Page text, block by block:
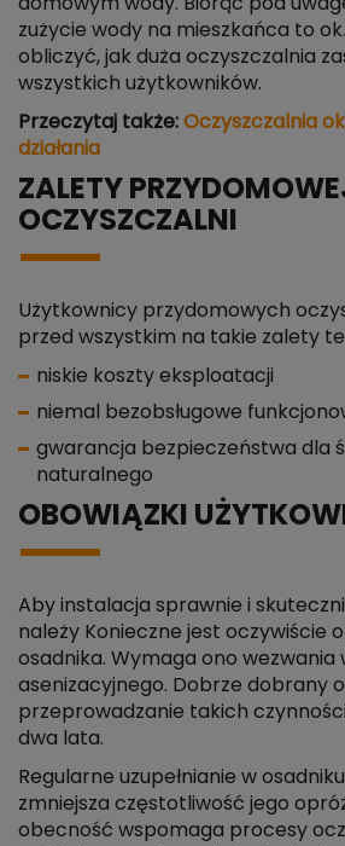
zużycie wody na mieszkańca to ok.
obliczyć, jak duża oczyszczalnia
wszystkich użytkowników.
Przeczytaj także: Oczyszczalnia
działania
ZALETY
OCZYSZCZALNI
Użytkownicy przydomowych
przed wszystkim na takie zalety
niskie koszty eksploatacji
niemal bezobsługowe
gwarancja bezpieczeństwa dla
naturalnego
OBOWIĄZKI
Aby instalacja sprawnie i
należy Konieczne jest oczywiście
osadnika. Wymaga ono wezwania
asenizacyjnego. Dobrze dobrany
przeprowadzanie takich
dwa lata.
Regularne uzupełnianie w
zmniejsza częstotliwość jego
obecność wspomaga procesy